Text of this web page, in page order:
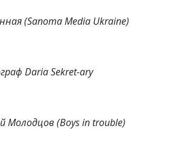
(Sanoma Media Ukraine)
Daria Sekret-ary
Молодцов (Boys in trouble)